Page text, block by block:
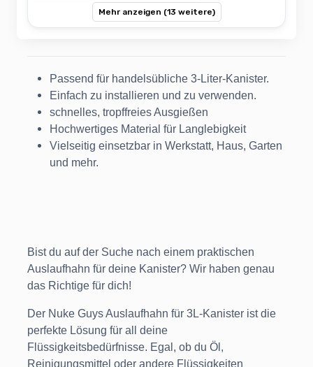
Mehr anzeigen (13 weitere)
Passend für handelsübliche 3-Liter-Kanister.
Einfach zu installieren und zu verwenden.
schnelles, tropffreies Ausgießen
Hochwertiges Material für Langlebigkeit
Vielseitig einsetzbar in Werkstatt, Haus, Garten
und mehr.
Bist du auf der Suche nach einem praktischen
Auslaufhahn für deine Kanister? Wir haben genau
das Richtige für dich!
Der Nuke Guys Auslaufhahn für 3L-Kanister ist die
perfekte Lösung für all deine
Flüssigkeitsbedürfnisse. Egal, ob du Öl,
Reinigungsmittel oder andere Flüssigkeiten